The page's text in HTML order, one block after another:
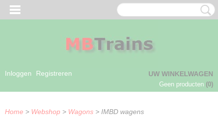
Inloggen Registreren UW WINKELWAGEN
Geen producten (0)
Home > Webshop > Wagons > IMBD wagens